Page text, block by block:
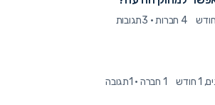
4 חברות · 3תגובות
1 חברה · 1תגובה